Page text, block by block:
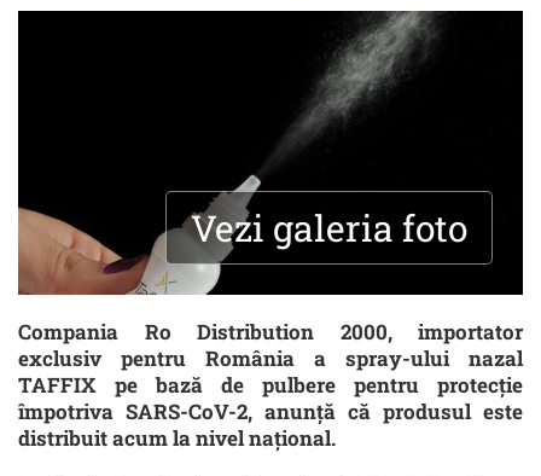
Vezi galeria foto
Compania Ro Distribution 2000, importator
exclusiv pentru România a spray-ului nazal
TAFFIX pe bază de pulbere pentru protecție
împotriva SARS-CoV-2, anunță că produsul este
distribuit acum la nivel național.